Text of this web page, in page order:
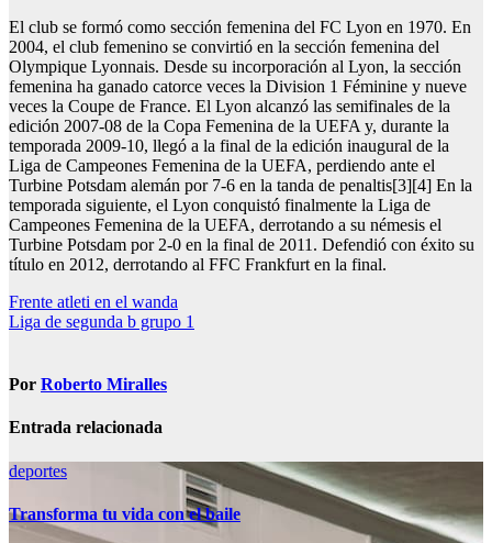
El club se formó como sección femenina del FC Lyon en 1970. En
2004, el club femenino se convirtió en la sección femenina del
Olympique Lyonnais. Desde su incorporación al Lyon, la sección
femenina ha ganado catorce veces la Division 1 Féminine y nueve
veces la Coupe de France. El Lyon alcanzó las semifinales de la
edición 2007-08 de la Copa Femenina de la UEFA y, durante la
temporada 2009-10, llegó a la final de la edición inaugural de la
Liga de Campeones Femenina de la UEFA, perdiendo ante el
Turbine Potsdam alemán por 7-6 en la tanda de penaltis[3][4] En la
temporada siguiente, el Lyon conquistó finalmente la Liga de
Campeones Femenina de la UEFA, derrotando a su némesis el
Turbine Potsdam por 2-0 en la final de 2011. Defendió con éxito su
título en 2012, derrotando al FFC Frankfurt en la final.
Navegación
de
Frente atleti en el wanda
Liga de segunda b grupo 1
Por Roberto Miralles
Entrada relacionada
deportes
Transforma tu vida con el baile